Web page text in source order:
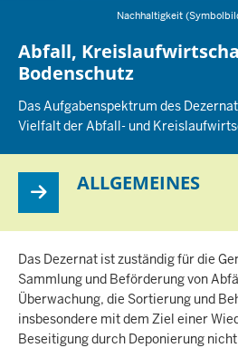
Nachhaltigkeit
Abfall,
Bodenschutz
Das Aufgabenspektrum des
Vielfalt der Abfall- und
ALLGEMEINES
Das Dezernat ist zuständig für die
Sammlung und Beförderung von
Überwachung, die Sortierung und
insbesondere mit dem Ziel einer
Beseitigung durch Deponierung